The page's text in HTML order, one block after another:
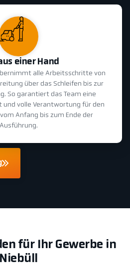
einer Hand
alle Arbeitsschritte von
über das Schleifen bis zur
So garantiert das Team eine
und volle Verantwortung für den
Anfang bis zum Ende der
Ausführung.
für Ihr Gewerbe in
Niebüll